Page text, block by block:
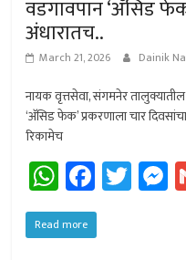
वडगावपान ‘अ‍ॅसिड
अंधारातच..
March 21, 2026 Dainik
नायक वृत्तसेवा, संगमनेर
‘अ‍ॅसिड फेक’ प्रकरणाला चार
रिकामेच
W
h
at
Fa
ce
b
T
wi
Read more